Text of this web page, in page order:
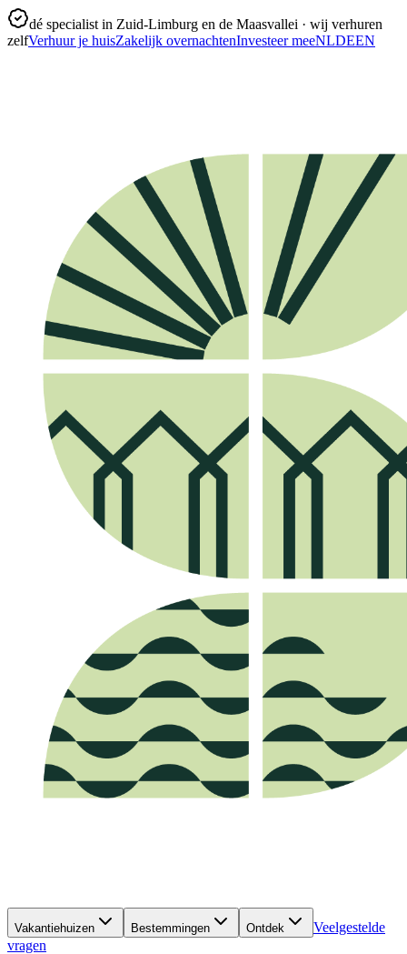
dé specialist in Zuid-Limburg en de Maasvallei · wij verhuren
zelfVerhuur je huisZakelijk overnachtenInvesteer meeNLDEEN
Vakantiehuizen Bestemmingen Ontdek
Veelgestelde
vragen